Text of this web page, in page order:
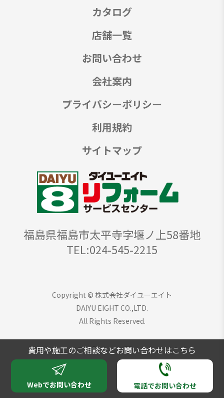
福島県福島市太平寺字堰ノ上58番地
TEL:024-545-2215
カタログ
店舗一覧
お問い合わせ
会社案内
プライバシーポリシー
利用規約
サイトマップ
Copyright © 株式会社ダイユーエイト
DAIYU EIGHT CO.,LTD.
All Rights Reserved.
費用や施工のご相談などお問い合わせはこちら
Webでお問い合わせ 電話でお問い合わせ